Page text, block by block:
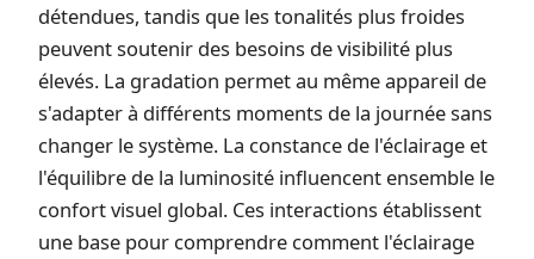
détendues, tandis que les tonalités plus froides
peuvent soutenir des besoins de visibilité plus
élevés. La gradation permet au même appareil de
s'adapter à différents moments de la journée sans
changer le système. La constance de l'éclairage et
l'équilibre de la luminosité influencent ensemble le
confort visuel global. Ces interactions établissent
une base pour comprendre comment l'éclairage